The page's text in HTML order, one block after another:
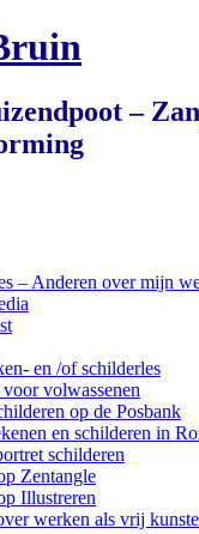
–
– Anderen over mijn
en /of schilderles
volwassenen
op de Posbank
en schilderen in
schilderen
Zentangle
Illustreren
werken als vrij